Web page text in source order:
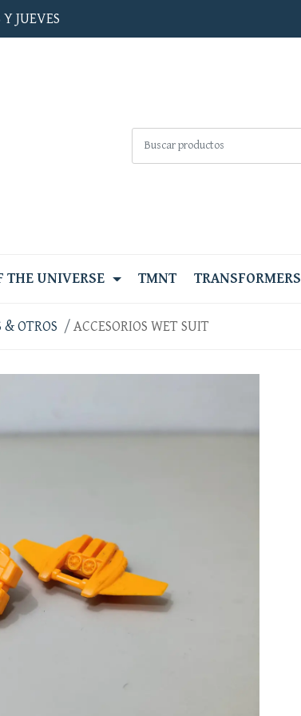
JUEVES
THE UNIVERSE TMNT TRANSFORMERS
& OTROS ACCESORIOS WET SUIT